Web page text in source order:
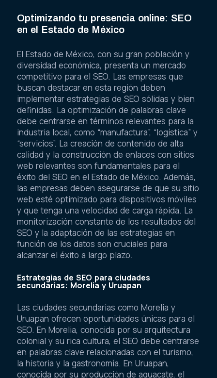
Optimizando tu presencia online: SEO
en el Estado de México
El Estado de México, con su gran población y
diversidad económica, presenta un mercado
competitivo para el SEO. Las empresas que
buscan destacar en esta región deben
implementar estrategias de SEO sólidas y bien
definidas. La optimización de palabras clave
debe centrarse en términos relevantes para la
industria local, como “manufactura”, “logística” y
“servicios”. La creación de contenido de alta
calidad y la construcción de enlaces con sitios
web relevantes son fundamentales para el
éxito del SEO en el Estado de México. Además,
las empresas deben asegurarse de que su sitio
web esté optimizado para dispositivos móviles
y que tenga una velocidad de carga rápida. La
monitorización constante de los resultados del
SEO y la adaptación de las estrategias en
función de los datos son cruciales para
alcanzar el éxito a largo plazo.
Estrategias de SEO para ciudades
secundarias: Morelia y Uruapan
Las ciudades secundarias como Morelia y
Uruapan ofrecen oportunidades únicas para el
SEO. En Morelia, conocida por su arquitectura
colonial y su rica cultura, el SEO debe centrarse
en palabras clave relacionadas con el turismo,
la historia y la gastronomía. En Uruapan,
conocida por su producción de aguacate, el